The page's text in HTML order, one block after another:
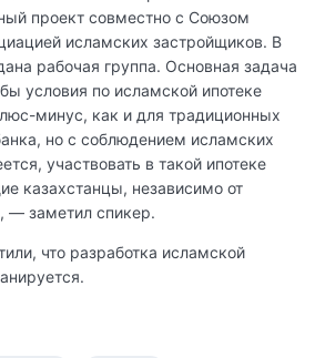
проект совместно с Союзом
исламских застройщиков. В
рабочая группа. Основная задача
условия по исламской ипотеке
минус, как и для традиционных
но с соблюдением исламских
участвовать в такой ипотеке
казахстанцы, независимо от
— заметил спикер.
что разработка исламской